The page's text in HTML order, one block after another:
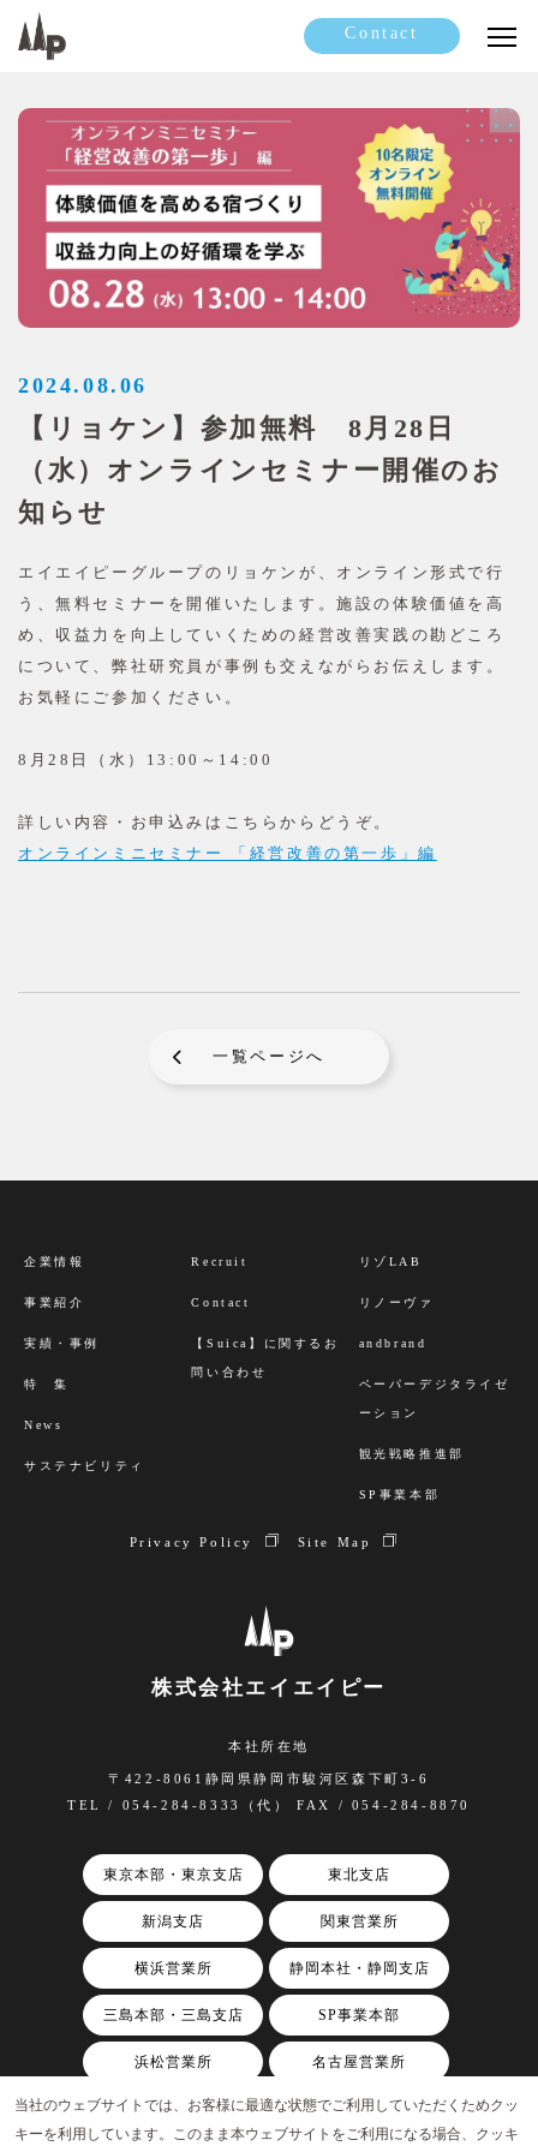
Contact
2024.08.06
【リョケン】参加無料 8月28日
（水）オンラインセミナー開催のお
知らせ
エイエイピーグループのリョケンが、オンライン形式で行
う、無料セミナーを開催いたします。施設の体験価値を高
め、収益力を向上していくための経営改善実践の勘どころ
について、弊社研究員が事例も交えながらお伝えします。
お気軽にご参加ください。
8月28日（水）13:00～14:00
詳しい内容・お申込みはこちらからどうぞ。
オンラインミニセミナー 「経営改善の第一歩」編
一覧ページへ
株式会社エイエイピー
本社所在地
〒422-8061静岡県静岡市駿河区森下町3-6
TEL / 054-284-8333（代） FAX / 054-284-8870
東京本部・東京支店 東北支店
新潟支店 関東営業所
横浜営業所 静岡本社・静岡支店
三島本部・三島支店 SP事業本部
浜松営業所 名古屋営業所
関西支店
企業情報
事業紹介
実績・事例
特 集
News
サステナビリティ
Recruit
Contact
【Suica】に関するお
問い合わせ
リゾLAB
リノーヴァ
andbrand
ペーパーデジタライゼ
ーション
観光戦略推進部
SP事業本部
Privacy Policy Site Map
当社のウェブサイトでは、お客様に最適な状態でご利用していただくためクッ
キーを利用しています。このまま本ウェブサイトをご利用になる場合、クッキ